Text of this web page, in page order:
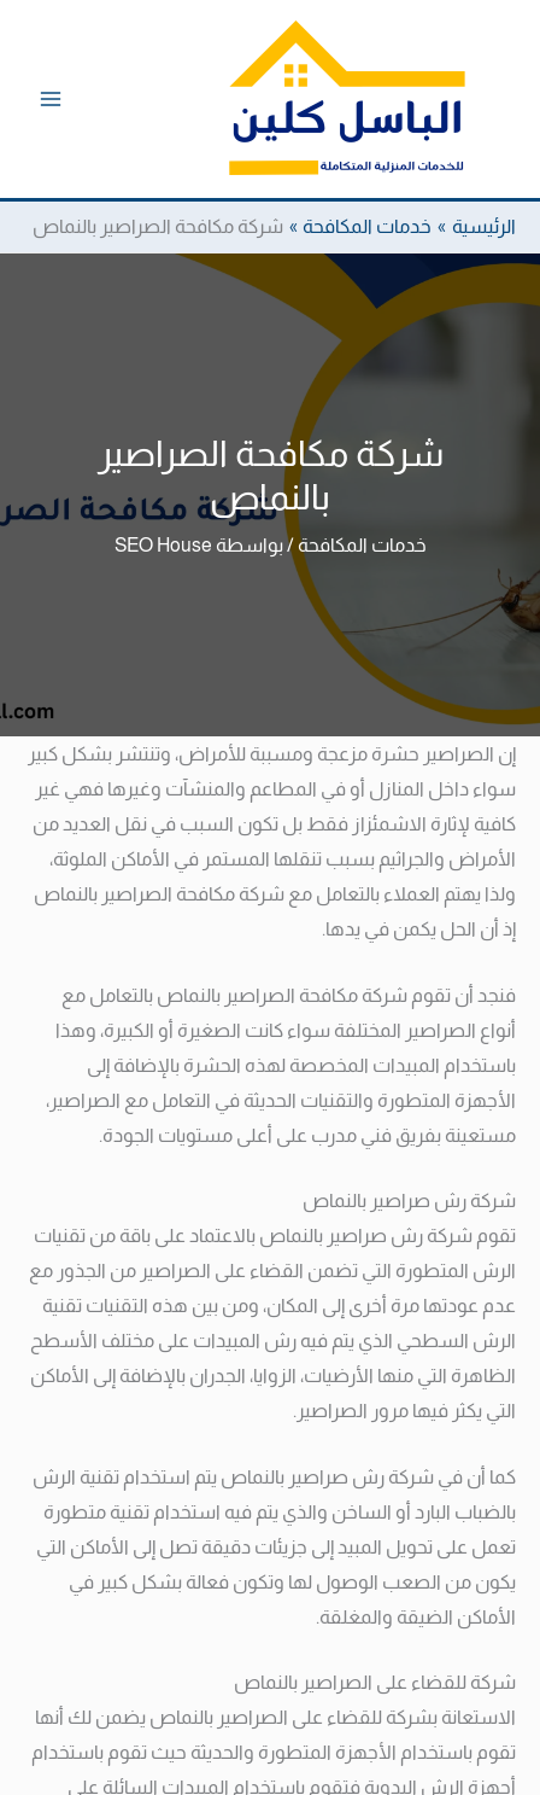
الرئيسية خدمات المكافحة شركة مكافحة الصراصير بالنماص
شركة مكافحة الصراصير
بالنماص
خدمات المكافحة/ بواسطة SEO House
إن الصراصير حشرة مزعجة ومسببة للأمراض، وتنتشر بشكل كبير
سواء داخل المنازل أو في المطاعم والمنشآت وغيرها فهي غير
كافية لإثارة الاشمئزاز فقط بل تكون السبب في نقل العديد من
الأمراض والجراثيم بسبب تنقلها المستمر في الأماكن الملوثة،
ولذا يهتم العملاء بالتعامل مع شركة مكافحة الصراصير بالنماص
إذ أن الحل يكمن في يدها.
فنجد أن تقوم شركة مكافحة الصراصير بالنماص بالتعامل مع
أنواع الصراصير المختلفة سواء كانت الصغيرة أو الكبيرة، وهذا
باستخدام المبيدات المخصصة لهذه الحشرة بالإضافة إلى
الأجهزة المتطورة والتقنيات الحديثة في التعامل مع الصراصير،
مستعينة بفريق فني مدرب على أعلى مستويات الجودة.
شركة رش صراصير بالنماص
تقوم شركة رش صراصير بالنماص بالاعتماد على باقة من تقنيات
الرش المتطورة التي تضمن القضاء على الصراصير من الجذور مع
عدم عودتها مرة أخرى إلى المكان، ومن بين هذه التقنيات تقنية
الرش السطحي الذي يتم فيه رش المبيدات على مختلف الأسطح
الظاهرة التي منها الأرضيات، الزوايا، الجدران بالإضافة إلى الأماكن
التي يكثر فيها مرور الصراصير.
كما أن في شركة رش صراصير بالنماص يتم استخدام تقنية الرش
بالضباب البارد أو الساخن والذي يتم فيه استخدام تقنية متطورة
تعمل على تحويل المبيد إلى جزيئات دقيقة تصل إلى الأماكن التي
يكون من الصعب الوصول لها وتكون فعالة بشكل كبير في
الأماكن الضيقة والمغلقة.
شركة للقضاء على الصراصير بالنماص
الاستعانة بشركة للقضاء على الصراصير بالنماص يضمن لك أنها
تقوم باستخدام الأجهزة المتطورة والحديثة حيث تقوم باستخدام
أجهزة الرش اليدوية فتقوم باستخدام المبيدات السائلة على